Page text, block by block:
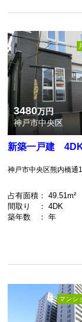
3480万円
神戸市中央区
新築一戸建
神戸市中央区熊内橋通
占有面積 ： 49.51m²
間取り
： 4DK
築年数
： 年
マンシ